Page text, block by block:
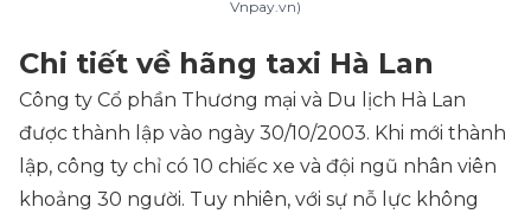
Vnpay.vn)
Chi tiết về hãng taxi Hà Lan
Công ty Cổ phần Thương mại và Du lịch Hà Lan
được thành lập vào ngày 30/10/2003. Khi mới thành
lập, công ty chỉ có 10 chiếc xe và đội ngũ nhân viên
khoảng 30 người. Tuy nhiên, với sự nỗ lực không